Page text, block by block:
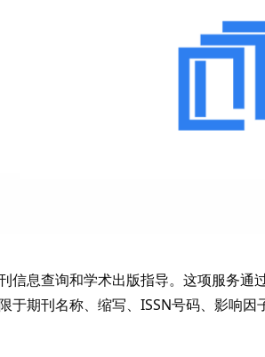
息查询和学术出版指导。这项服务通
期刊名称、缩写、ISSN号码、影响因